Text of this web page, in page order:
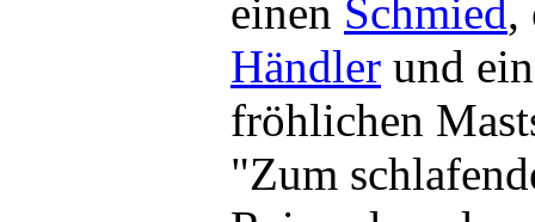
einen Schmied,
Händler und
fröhlichen
"Zum